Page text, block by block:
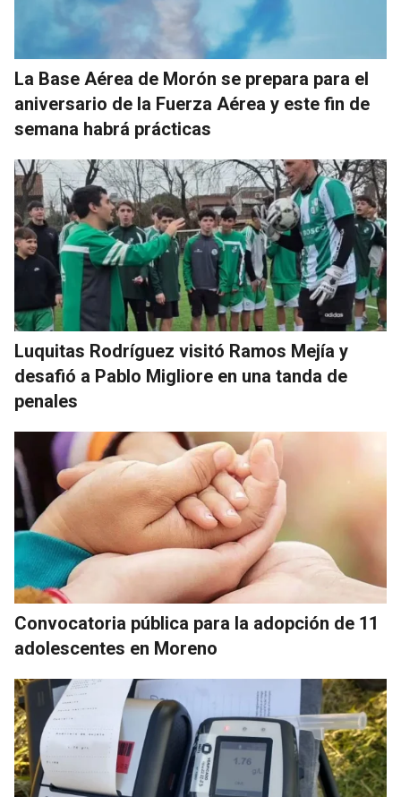
La Base Aérea de Morón se prepara para el
aniversario de la Fuerza Aérea y este fin de
semana habrá prácticas
Luquitas Rodríguez visitó Ramos Mejía y
desafió a Pablo Migliore en una tanda de
penales
Convocatoria pública para la adopción de 11
adolescentes en Moreno